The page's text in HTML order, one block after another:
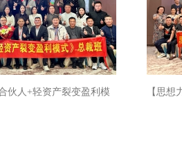
伙人+轻资产裂变盈利模 【思想